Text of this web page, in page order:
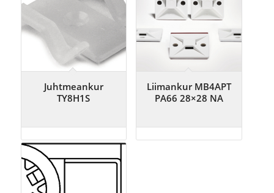
Juhtmeankur
TY8H1S
Liimankur MB4APT
PA66 28×28 NA